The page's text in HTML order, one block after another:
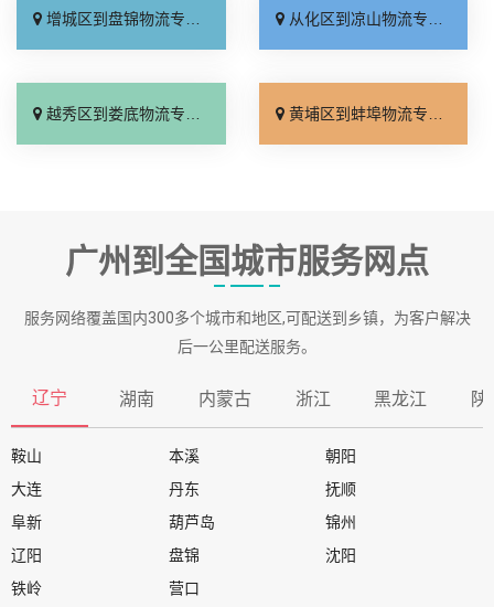
增城区到盘锦物流专线_放心物流「诚信为先」 从化区到凉山物流专线_直达特快专线「上门提货」
越秀区到娄底物流专线_损坏理赔「收费标准」 黄埔区到蚌埠物流专线_全境派送「多少一方」
广州到全国城市服务网点
服务网络覆盖国内300多个城市和地区,可配送到乡镇，为客户解决
后一公里配送服务。
辽宁 湖南 内蒙古 浙江 黑龙江 陕
鞍山 本溪
朝阳
大连
丹东
抚顺
阜新
葫芦岛
锦州
辽阳
盘锦
沈阳
铁岭
营口